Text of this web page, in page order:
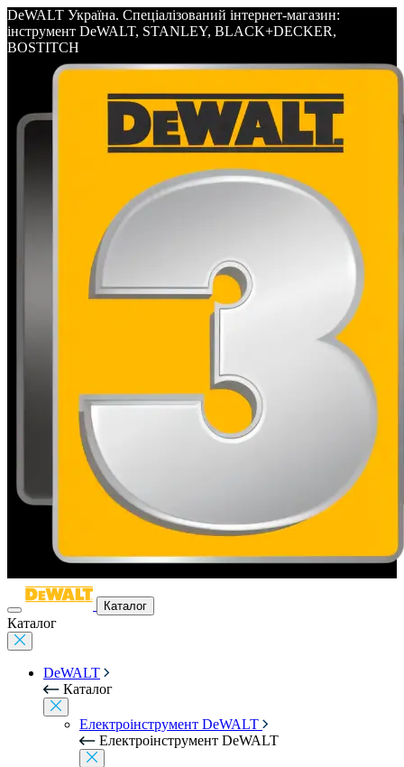
DeWALT Україна. Спеціалізований інтернет-магазин:
інструмент DeWALT, STANLEY, BLACK+DECKER,
BOSTITCH
Каталог
Каталог
DeWALT
Каталог
Електроінструмент DeWALT
Електроінструмент DeWALT